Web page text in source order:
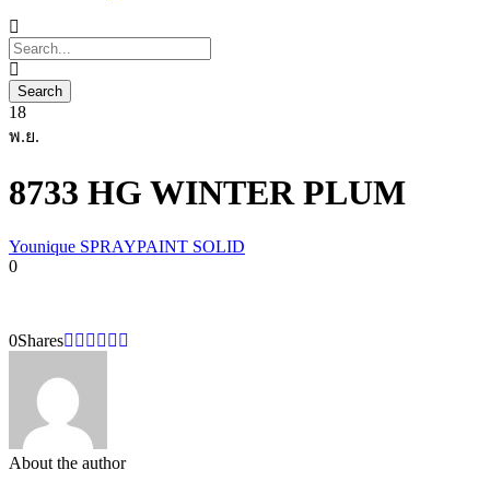
18
พ.ย.
8733 HG WINTER PLUM
Younique SPRAYPAINT SOLID
0
0Shares
About the author